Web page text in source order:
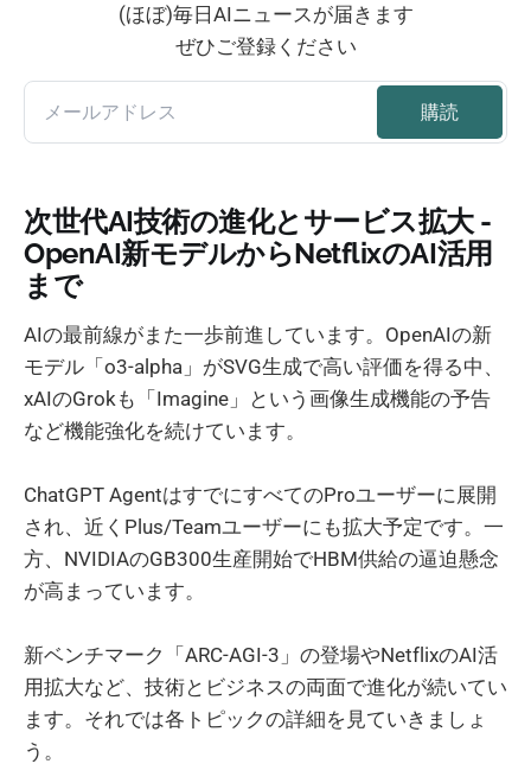
(ほぼ)毎日AIニュースが届きます
ぜひご登録ください
次世代AI技術の進化とサービス拡大 -
OpenAI新モデルからNetflixのAI活用
まで
AIの最前線がまた一歩前進しています。OpenAIの新
モデル「o3-alpha」がSVG生成で高い評価を得る中、
xAIのGrokも「Imagine」という画像生成機能の予告
など機能強化を続けています。
ChatGPT AgentはすでにすべてのProユーザーに展開
され、近くPlus/Teamユーザーにも拡大予定です。一
方、NVIDIAのGB300生産開始でHBM供給の逼迫懸念
が高まっています。
新ベンチマーク「ARC-AGI-3」の登場やNetflixのAI活
用拡大など、技術とビジネスの両面で進化が続いてい
ます。それでは各トピックの詳細を見ていきましょ
う。